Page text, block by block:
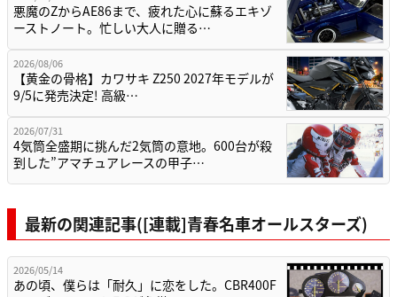
悪魔のZからAE86まで、疲れた心に蘇るエキゾ
ーストノート。忙しい大人に贈る…
2026/08/06
【黄金の骨格】カワサキ Z250 2027年モデルが
9/5に発売決定! 高級…
2026/07/31
4気筒全盛期に挑んだ2気筒の意地。600台が殺
到した”アマチュアレースの甲子…
最新の関連記事([連載]青春名車オールスターズ)
2026/05/14
あの頃、僕らは「耐久」に恋をした。CBR400F